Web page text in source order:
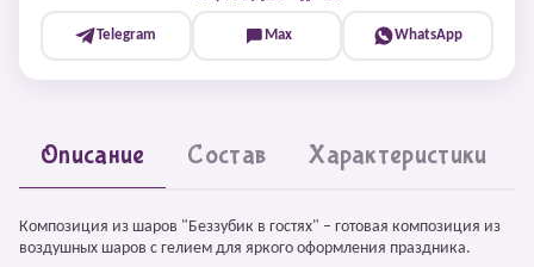
Telegram Max WhatsApp
Описание Состав Характеристики
Композиция из шаров "Беззубик в гостях" – готовая композиция из
воздушных шаров с гелием для яркого оформления праздника.